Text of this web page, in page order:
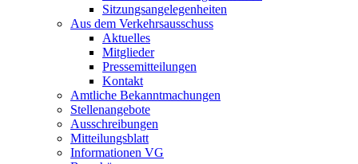
Sitzungsangelegenheiten
Aus dem Verkehrsausschuss
Aktuelles
Mitglieder
Pressemitteilungen
Kontakt
Amtliche Bekanntmachungen
Stellenangebote
Ausschreibungen
Mitteilungsblatt
Informationen VG